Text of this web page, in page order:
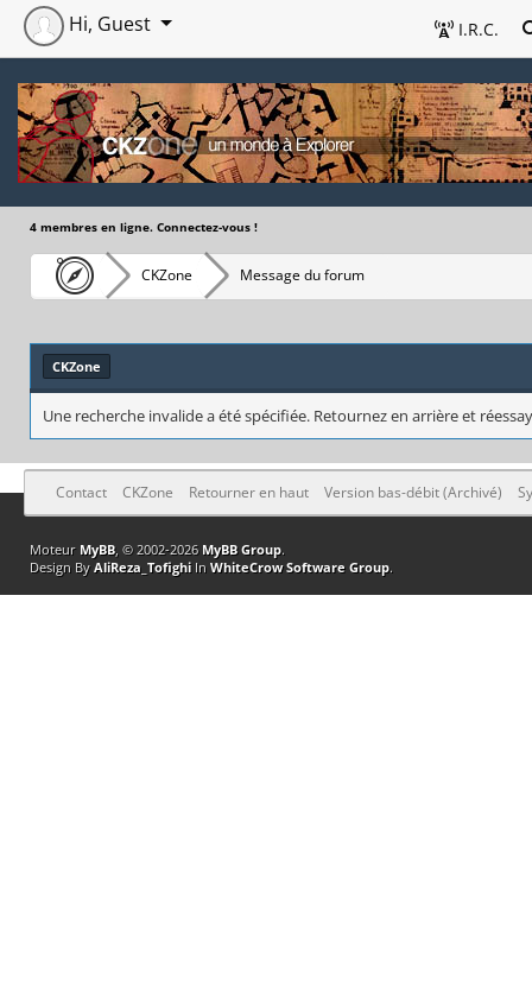
I.R.C.
Hi, Guest
4 membres en ligne. Connectez-vous !
CKZone Message du forum
CKZone
Une recherche invalide a été spécifiée. Retournez en arrière et
Contact CKZone Retourner en haut Version bas-débit (Archivé)
Moteur MyBB, © 2002-2026 MyBB Group.
Design By AliReza_TofighiIn WhiteCrow Software Group.